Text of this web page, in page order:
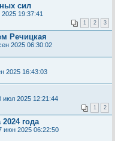
сил
19:37:41
1 2 3
Речицкая
2025 06:30:02
2025 16:43:03
июл 2025 12:21:44
1 2
года
июн 2025 06:22:50